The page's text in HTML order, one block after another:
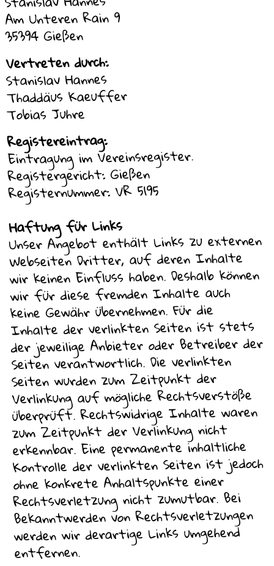
Am Unteren Rain 9
35394 Gießen
Vertreten durch:
Stanislav Hannes
Thaddäus Kaeuffer
Tobias Juhre
Registereintrag:
Eintragung im Vereinsregister.
Registergericht: Gießen
Registernummer: VR 5195
Haftung für Links
Unser Angebot enthält Links zu externen
Webseiten Dritter, auf deren Inhalte
wir keinen Einfluss haben. Deshalb können
wir für diese fremden Inhalte auch
keine Gewähr übernehmen. Für die
Inhalte der verlinkten Seiten ist stets
der jeweilige Anbieter oder Betreiber der
Seiten verantwortlich. Die verlinkten
Seiten wurden zum Zeitpunkt der
Verlinkung auf mögliche Rechtsverstöße
überprüft. Rechtswidrige Inhalte waren
zum Zeitpunkt der Verlinkung nicht
erkennbar. Eine permanente inhaltliche
Kontrolle der verlinkten Seiten ist jedoch
ohne konkrete Anhaltspunkte einer
Rechtsverletzung nicht zumutbar. Bei
Bekanntwerden von Rechtsverletzungen
werden wir derartige Links umgehend
entfernen.